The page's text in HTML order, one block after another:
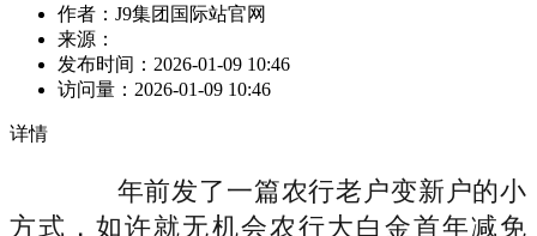
作者：J9集团国际站官网
来源：
发布时间： 2026-01-09 10:46
访问量： 2026-01-09 10:46
详情
年前发了一篇农行老户变新户的小
方式，如许就无机会农行大白金首年减免